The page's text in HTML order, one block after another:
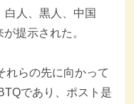
白人、黒人、中国
提示された。
らの先に向かって
であり、ポスト是